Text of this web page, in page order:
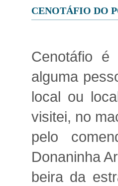
CENOTÁFIO DO
Cenotáfio é
alguma
local ou
visitei, no
pelo
Donaninha
beira da